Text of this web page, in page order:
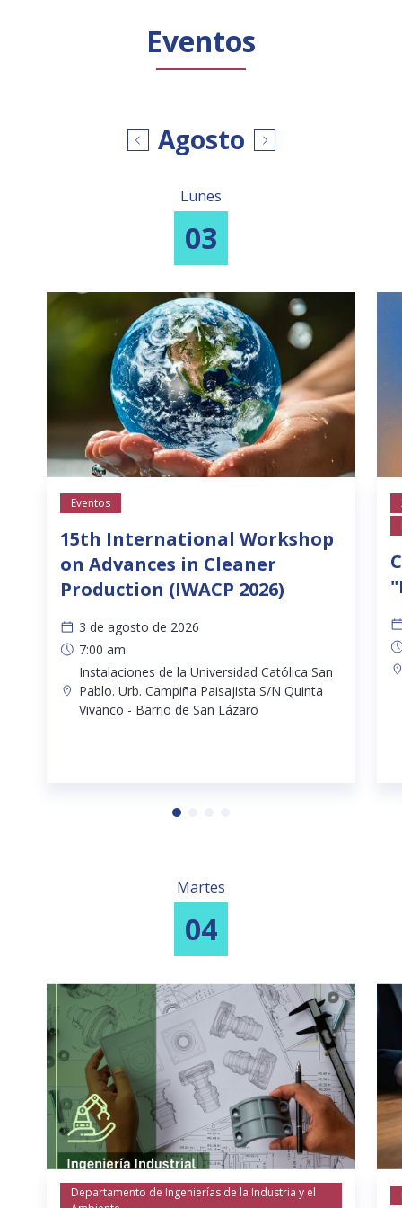
Eventos
Agosto
Lunes
03
Eventos
15th International Workshop
on Advances in Cleaner
Production (IWACP 2026)
3 de agosto de 2026
7:00 am
Instalaciones de la Universidad Católica San
Pablo. Urb. Campiña Paisajista S/N Quinta
Vivanco - Barrio de San Lázaro
Martes
04
Departamento de Ingenierías de la Industria y el